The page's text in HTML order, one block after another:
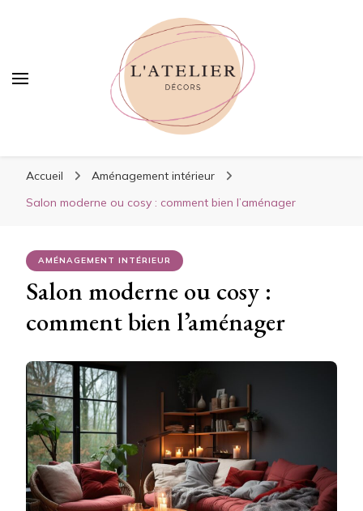
Latelierdecors
Accueil
Aménagement intérieur
Salon moderne ou cosy : comment bien l’aménager
AMÉNAGEMENT INTÉRIEUR
Salon moderne ou cosy :
comment bien l’aménager